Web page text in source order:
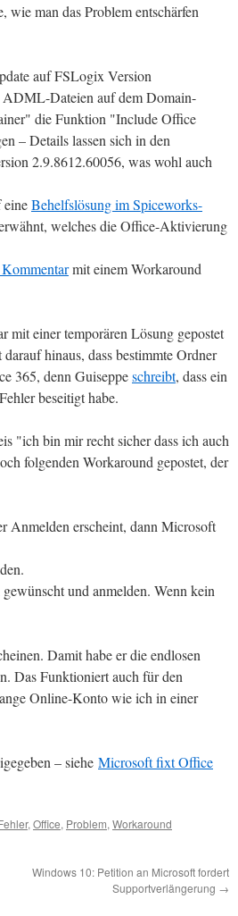
wie man das Problem entschärfen
auf FSLogix Version
Dateien auf dem Domain-
die Funktion "Include Office
– Details lassen sich in den
2.9.8612.60056, was wohl auch
Behelfslösung im Spiceworks-
welches die Office-Aktivierung
mit einem Workaround
mit einer temporären Lösung gepostet
hinaus, dass bestimmte Ordner
365, denn Guiseppeschreibt, dass ein
beseitigt habe.
"ich bin mir recht sicher dass ich auch
folgenden Workaround gepostet, der
Anmelden erscheint, dann Microsoft
und anmelden. Wenn kein
Damit habe er die endlosen
Das Funktioniert auch für den
Online-Konto wie ich in einer
– siehe Microsoft fixt Office
, Office, Problem, Workaround
Windows 10: Petition an Microsoft fordert
Supportverlängerung →